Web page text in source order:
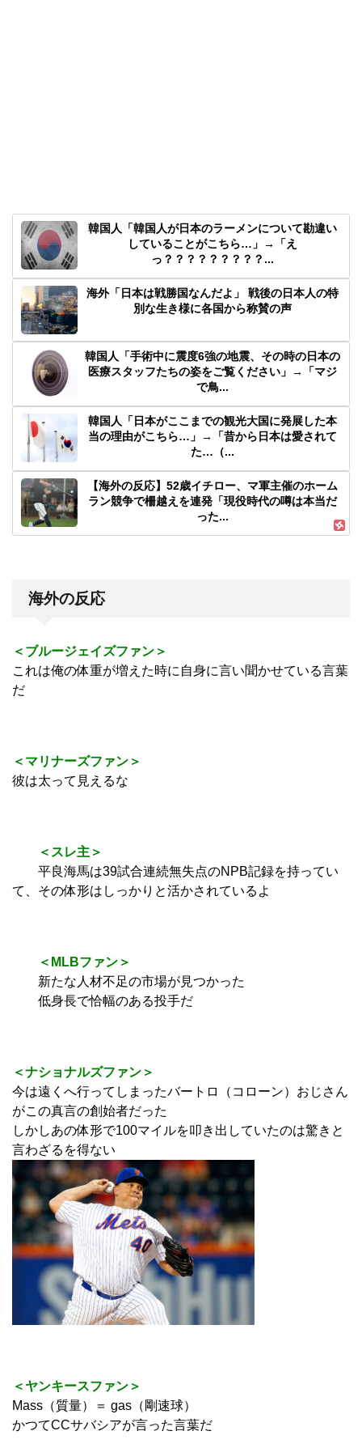
韓国人「韓国人が日本のラーメンについて勘違い
していることがこちら…」→「え
っ？？？？？？？？？...
海外「日本は戦勝国なんだよ」 戦後の日本人の特
別な生き様に各国から称賛の声
韓国人「手術中に震度6強の地震、その時の日本の
医療スタッフたちの姿をご覧ください」→「マジ
で鳥...
韓国人「日本がここまでの観光大国に発展した本
当の理由がこちら…」→「昔から日本は愛されて
た…（...
【海外の反応】52歳イチロー、マ軍主催のホーム
ラン競争で柵越えを連発「現役時代の噂は本当だ
った...
海外の反応
＜ブルージェイズファン＞
これは俺の体重が増えた時に自身に言い聞かせている言葉
だ
＜マリナーズファン＞
彼は太って見えるな
＜スレ主＞
平良海馬は39試合連続無失点のNPB記録を持ってい
て、その体形はしっかりと活かされているよ
＜MLBファン＞
新たな人材不足の市場が見つかった
低身長で恰幅のある投手だ
＜ナショナルズファン＞
今は遠くへ行ってしまったバートロ（コローン）おじさん
がこの真言の創始者だった
しかしあの体形で100マイルを叩き出していたのは驚きと
言わざるを得ない
＜ヤンキースファン＞
Mass（質量）＝ gas（剛速球）
かつてCCサバシアが言った言葉だ